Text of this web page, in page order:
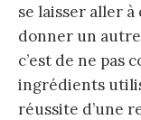
se laisser aller
donner un
c’est de ne pas
ingrédients
réussite d’une